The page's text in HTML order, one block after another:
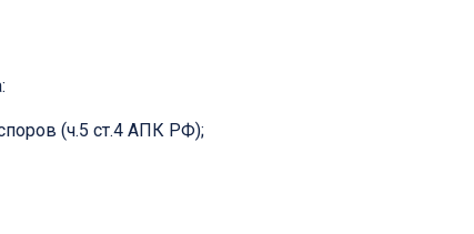
(ч.5 ст.4 АПК РФ);